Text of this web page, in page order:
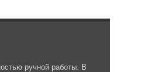
ручной работы. В